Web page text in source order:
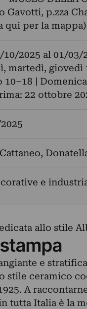
Gavotti, p.zza
qui per la mappa)
10/2025 al 01/03/
martedì, giovedì
10–18 |
22 ottobre
,
e
allo stile
e
stile ceramico
A
tutta Italia è la